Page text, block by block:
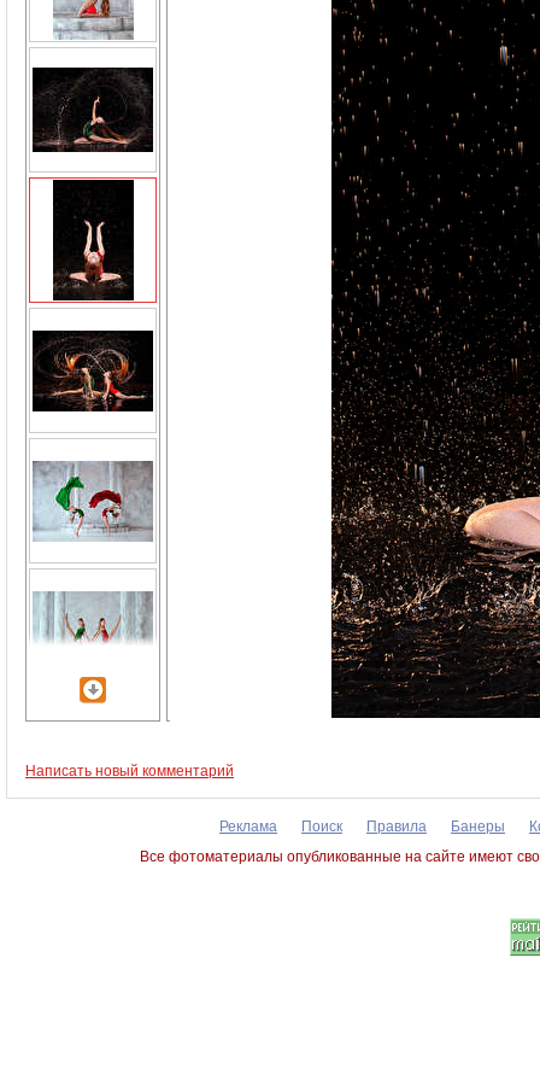
Написать новый комментарий
Реклама Поиск Правила Банеры
Все фотоматериалы опубликованные на сайте имеют